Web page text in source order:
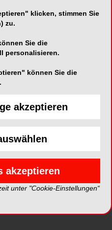
fortbildung.html?
klicken, stimmen Sie
zu.
Sie die
personalisieren.
können Sie die
akzeptieren
akzeptieren
unter "Cookie-Einstellungen“